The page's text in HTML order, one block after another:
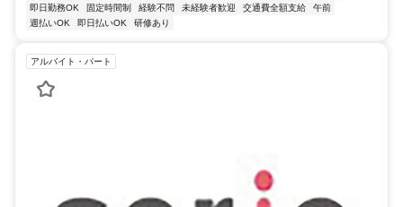
即日勤務OK
固定時間制 経験不問 未経験者歓迎 交通費全額支給
午前
週払いOK
即日払いOK 研修あり
アルバイト・パート